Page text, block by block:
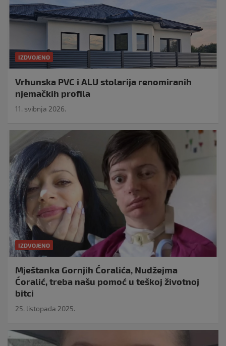
IZDVOJENO
Vrhunska PVC i ALU stolarija renomiranih
njemačkih profila
11. svibnja 2026.
IZDVOJENO
Mještanka Gornjih Ćoralića, Nudžejma
Ćoralić, treba našu pomoć u teškoj životnoj
bitci
25. listopada 2025.